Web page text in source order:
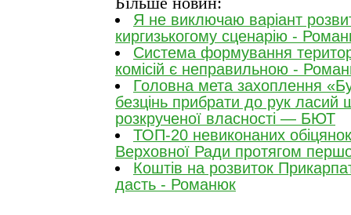
Я не виключаю варіант
киргизькогому сценарію -
Система формування
комісій є неправильною -
Головна мета захоплення
безцінь прибрати до рук
розкрученої власності — БЮТ
ТОП-20 невиконаних
Верховної Ради протягом
Коштів на розвиток
дасть - Романюк